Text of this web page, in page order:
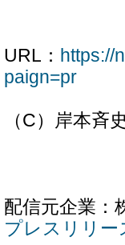
URL： https://
paign=pr
（C）岸本
配信元企業：
プレスリリー